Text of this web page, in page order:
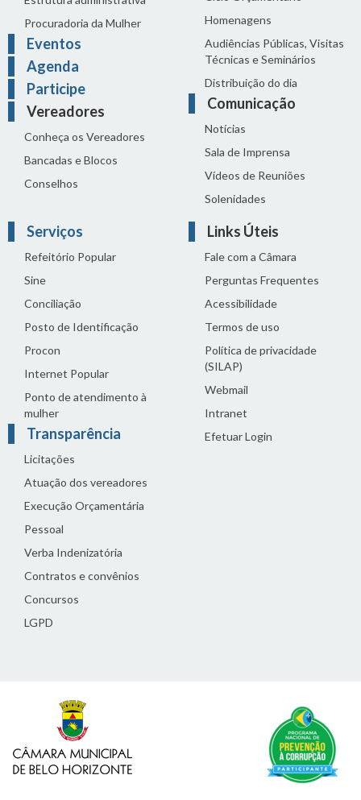
Procuradoria da Mulher
Eventos
Agenda
Participe
Vereadores
Conheça os Vereadores
Bancadas e Blocos
Conselhos
Homenagens
Audiências Públicas, Visitas
Técnicas e Seminários
Distribuição do dia
Comunicação
Notícias
Sala de Imprensa
Vídeos de Reuniões
Solenidades
Serviços
Refeitório Popular
Sine
Conciliação
Posto de Identificação
Procon
Internet Popular
Ponto de atendimento à
mulher
Transparência
Licitações
Atuação dos vereadores
Execução Orçamentária
Pessoal
Verba Indenizatória
Contratos e convênios
Concursos
LGPD
Links Úteis
Fale com a Câmara
Perguntas Frequentes
Acessibilidade
Termos de uso
Política de privacidade
(SILAP)
Webmail
Intranet
Efetuar Login